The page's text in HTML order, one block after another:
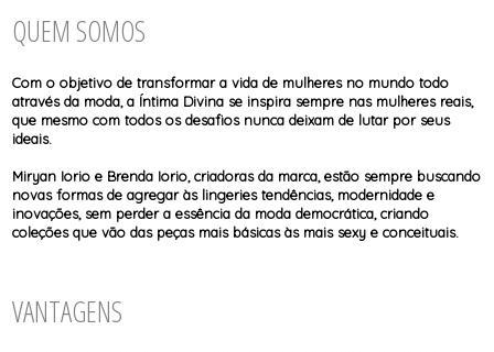
SHORT E BERMUDA
TOP
BIQUINI
BODY / BLUSA
CAMISETA
CAMISOLA
CONJUNTO COM BOJO
CUECA
HOMEWEAR
LEGS E CALÇA
PIJAMA
QUEM SOMOS
Com o objetivo de transformar a vida de mulheres no mundo todo
através da moda, a Íntima Divina se inspira sempre nas mulheres reais,
que mesmo com todos os desafios nunca deixam de lutar por seus
ideais.
Miryan Iorio e Brenda Iorio, criadoras da marca, estão sempre buscando
novas formas de agregar às lingeries tendências, modernidade e
inovações, sem perder a essência da moda democrática, criando
coleções que vão das peças mais básicas às mais sexy e conceituais.
VANTAGENS